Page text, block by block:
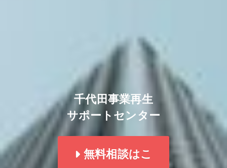
千代田事業再生
サポートセンター
無料相談はこ